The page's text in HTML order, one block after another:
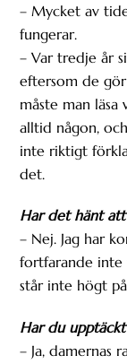
– Mycket av
fungerar.
– Var tredje år
eftersom de
måste man läsa
alltid någon,
inte riktigt
det.
Har det hänt
– Nej. Jag har
fortfarande inte
står inte högt
Har du
– Ja, damernas